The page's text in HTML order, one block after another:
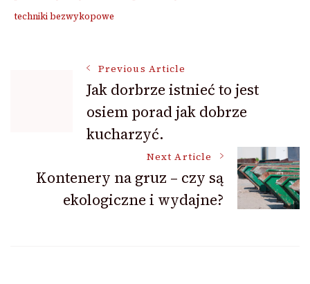
techniki bezwykopowe
Navigation
Previous Article
Jak dorbrze istnieć to jest
osiem porad jak dobrze
kucharzyć.
Next Article
Kontenery na gruz – czy są
ekologiczne i wydajne?